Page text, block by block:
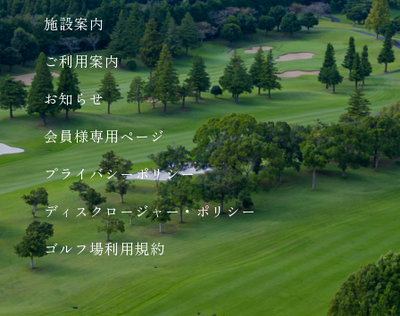
施設案内
ご利用案内
お知らせ
会員様専用ページ
プライバシーポリシー
ディスクロージャー・ポリシー
ゴルフ場利用規約